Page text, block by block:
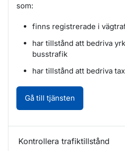
som:
finns registrerade i
har tillstånd att bedriva
busstrafik
har tillstånd att bedriva
Gå till tjänsten
Kontrollera trafiktillstånd